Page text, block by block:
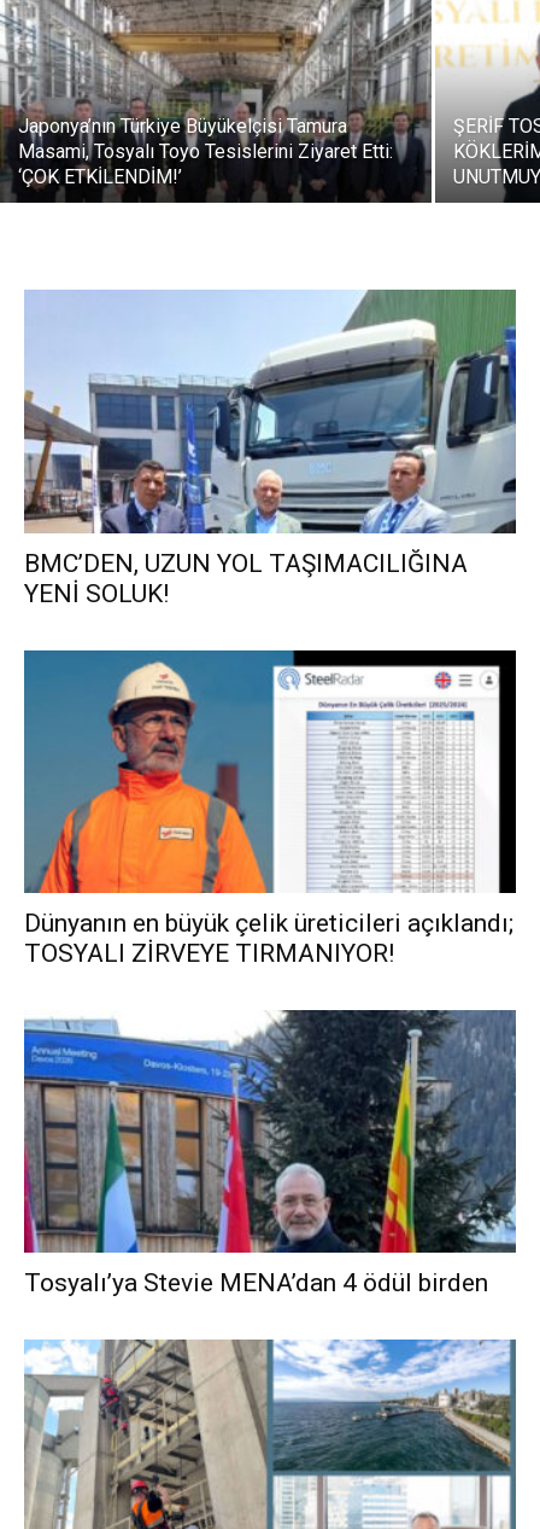
Japonya’nın Türkiye Büyükelçisi Tamura
Masami, Tosyalı Toyo Tesislerini Ziyaret Etti:
‘ÇOK ETKİLENDİM!’
ŞERİF
BMC’DEN, UZUN YOL TAŞIMACILIĞINA
YENİ SOLUK!
Dünyanın en büyük çelik üreticileri açıklandı;
TOSYALI ZİRVEYE TIRMANIYOR!
Tosyalı’ya Stevie MENA’dan 4 ödül birden